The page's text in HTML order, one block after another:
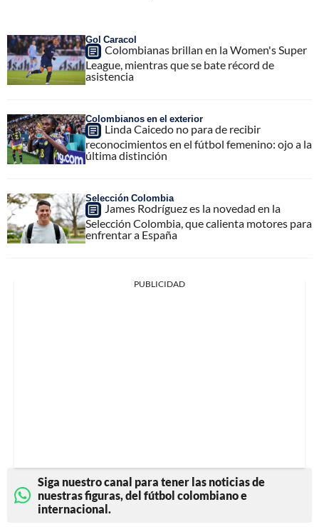
Gol Caracol
Colombianas brillan en la Women's Super
League, mientras que se bate récord de
asistencia
Colombianos en el exterior
Linda Caicedo no para de recibir
reconocimientos en el fútbol femenino: ojo a la
última distinción
Selección Colombia
James Rodríguez es la novedad en la
Selección Colombia, que calienta motores para
enfrentar a España
PUBLICIDAD
Siga nuestro canal para tener las noticias de
nuestras figuras, del fútbol colombiano e
internacional.